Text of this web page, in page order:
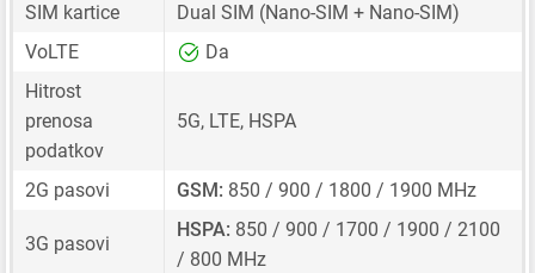
SIM kartice
Dual SIM (Nano-SIM + Nano-SIM)
VoLTE
Da
Hitrost
prenosa
podatkov
5G, LTE, HSPA
2G pasovi GSM: 850 / 900 / 1800 / 1900 MHz
3G pasovi
HSPA: 850 / 900 / 1700 / 1900 / 2100
/ 800 MHz